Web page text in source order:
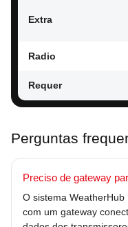
Extra
Radio
Requer
Perguntas
Preciso de gateway
O sistema
com um gateway